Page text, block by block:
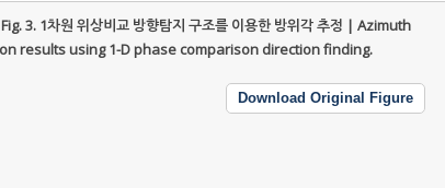
3. 1차원 위상비교 방향탐지 구조를 이용한 방위각 추정 | Azimuth
results using 1-D phase comparison direction finding.
Download Original Figure